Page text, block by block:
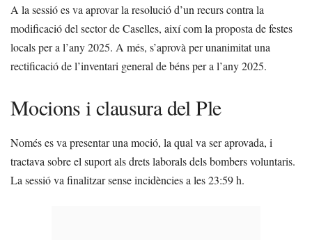
A la sessió es va aprovar la resolució d’un recurs contra la
modificació del sector de Caselles, així com la proposta de festes
locals per a l’any 2025. A més, s’aprovà per unanimitat una
rectificació de l’inventari general de béns per a l’any 2025.
Mocions i clausura del Ple
Només es va presentar una moció, la qual va ser aprovada, i
tractava sobre el suport als drets laborals dels bombers voluntaris.
La sessió va finalitzar sense incidències a les 23:59 h.